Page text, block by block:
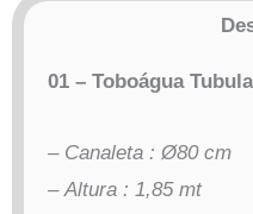
01 – Toboágua
– Canaleta : Ø80 cm
– Altura : 1,85 mt